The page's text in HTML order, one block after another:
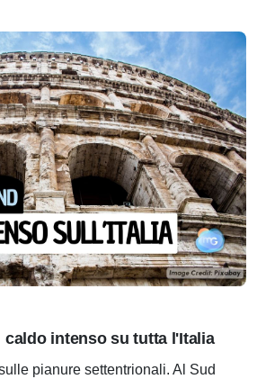
caldo intenso su tutta l'Italia
pianure settentrionali. Al Sud